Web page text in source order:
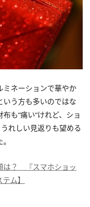
ミネーションで華やか
いう方も多いのではな
も“痛い“けれど、ショ
れしい見返りも望める
は？ 『スマホショッ
ム】